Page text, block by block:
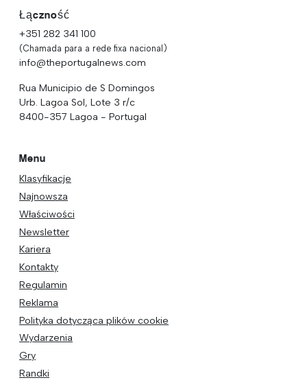
Łączność
+351 282 341 100
(Chamada para a rede fixa nacional)
info@theportugalnews.com
Rua Municipio de S Domingos
Urb. Lagoa Sol, Lote 3 r/c
8400-357 Lagoa - Portugal
Menu
Klasyfikacje
Najnowsza
Właściwości
Newsletter
Kariera
Kontakty
Regulamin
Reklama
Polityka dotycząca plików cookie
Wydarzenia
Gry
Randki